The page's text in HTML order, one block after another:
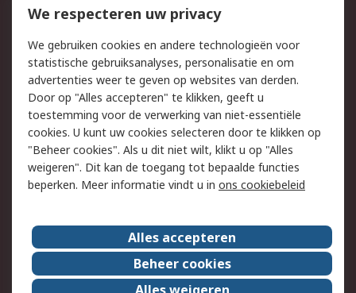
Bestellen
Inkoopoplossingen
Track & Trace
Wettelijk
Cookiebeleid
Email veiligheid
Privacybeleid
Websitevoorwaarden
Algemene
verkoopvoorwaarden
Over RS
RS Group
Over ons
RS wereldwijd
Werken bij RS
We respecteren uw privacy
We gebruiken cookies en andere technologieën voor
statistische gebruiksanalyses, personalisatie en om
advertenties weer te geven op websites van derden.
Door op "Alles accepteren" te klikken, geeft u
toestemming voor de verwerking van niet-essentiële
cookies. U kunt uw cookies selecteren door te klikken op
"Beheer cookies". Als u dit niet wilt, klikt u op "Alles
weigeren". Dit kan de toegang tot bepaalde functies
beperken. Meer informatie vindt u in ons cookiebeleid
Alles accepteren
Beheer cookies